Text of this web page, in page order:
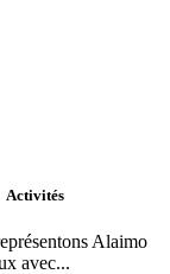
Activités
Alaimo
avec...